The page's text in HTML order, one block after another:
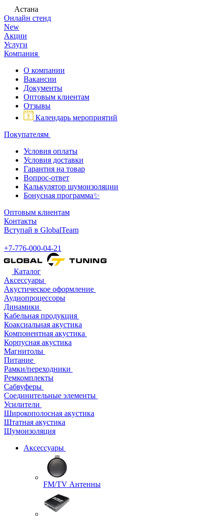
Астана
Онлайн стенд
New
Акции
Услуги
Компания
О компании
Вакансии
Документы
Оптовым клиентам
Отзывы
Календарь мероприятий
Покупателям
Условия оплаты
Условия доставки
Гарантия на товар
Вопрос-ответ
Калькулятор шумоизоляции
Бонусная программа✨
Оптовым клиентам
Контакты
Вступай в GlobalTeam
+7-776-000-04-21
Каталог
Аксессуары
Акустическое оформление
Аудиопроцессоры
Динамики
Кабельная продукция
Коаксиальная акустика
Компонентная акустика
Корпусная акустика
Магнитолы
Питание
Рамки/переходники
Ремкомплекты
Сабвуферы
Соединительные элементы
Усилители
Широкополосная акустика
Штатная акустика
Шумоизоляция
Аксессуары
FM/TV Антенны